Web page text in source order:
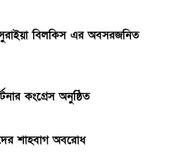
সুরাইয়া বিলকিস এর অবসরজনিত
কংগ্রেস অনুষ্ঠিত
শাহবাগ অবরোধ